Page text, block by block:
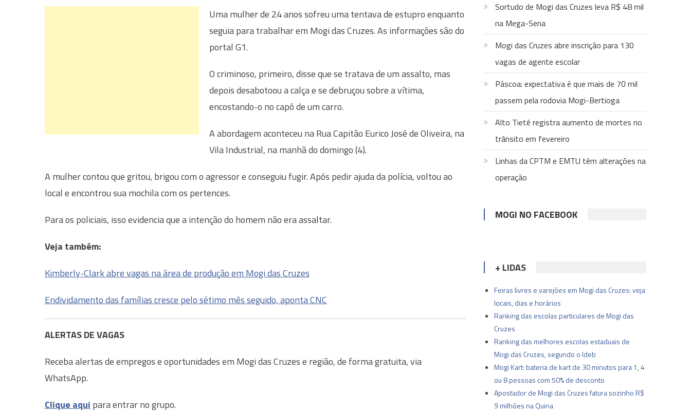
Uma mulher de 24 anos sofreu uma tentava de estupro enquanto
seguia para trabalhar em Mogi das Cruzes. As informações são do
portal G1.
O criminoso, primeiro, disse que se tratava de um assalto, mas
depois desabotoou a calça e se debruçou sobre a vítima,
encostando-o no capô de um carro.
A abordagem aconteceu na Rua Capitão Eurico José de Oliveira, na
Vila Industrial, na manhã do domingo (4).
A mulher contou que gritou, brigou com o agressor e conseguiu fugir. Após pedir ajuda da polícia, voltou ao
local e encontrou sua mochila com os pertences.
Para os policiais, isso evidencia que a intenção do homem não era assaltar.
Veja também:
Kimberly-Clark abre vagas na área de produção em Mogi das Cruzes
Endividamento das famílias cresce pelo sétimo mês seguido, aponta CNC
ALERTAS DE VAGAS
Receba alertas de empregos e oportunidades em Mogi das Cruzes e região, de forma gratuita, via
WhatsApp.
Clique aqui para entrar no grupo.
Sortudo de Mogi das Cruzes leva R$ 48 mil
na Mega-Sena
Mogi das Cruzes abre inscrição para 130
vagas de agente escolar
Páscoa: expectativa é que mais de 70 mil
passem pela rodovia Mogi-Bertioga
Alto Tietê registra aumento de mortes no
trânsito em fevereiro
Linhas da CPTM e EMTU têm alterações na
operação
MOGI NO FACEBOOK
+ LIDAS
Feiras livres e varejões em Mogi das Cruzes: veja
locais, dias e horários
Ranking das escolas particulares de Mogi das
Cruzes
Ranking das melhores escolas estaduais de
Mogi das Cruzes, segundo o Ideb
Mogi Kart: bateria de kart de 30 minutos para 1, 4
ou 8 pessoas com 50% de desconto
Apostador de Mogi das Cruzes fatura sozinho R$
9 milhões na Quina